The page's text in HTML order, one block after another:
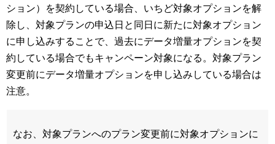
ション）を契約している場合、いちど対象オプションを解
除し、対象プランの申込日と同日に新たに対象オプション
に申し込みすることで、過去にデータ増量オプションを契
約している場合でもキャンペーン対象になる。対象プラン
変更前にデータ増量オプションを申し込みしている場合は
注意。
なお、対象プランへのプラン変更前に対象オプションに